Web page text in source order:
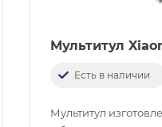
Мультитул
Есть в наличии
Мультитул